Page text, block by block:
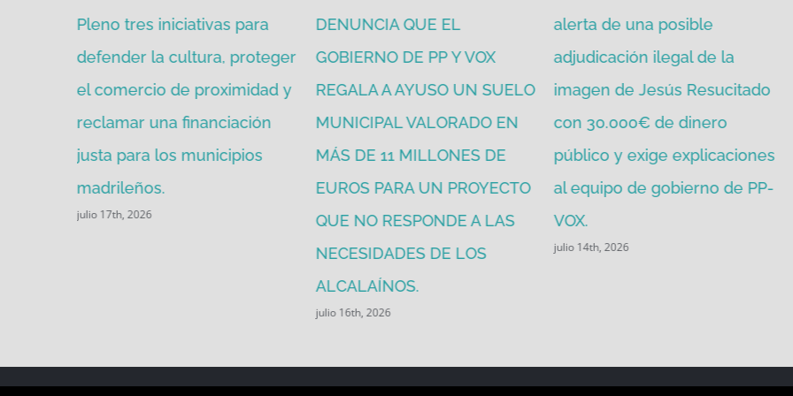
Pleno tres iniciativas para
defender la cultura, proteger
el comercio de proximidad y
reclamar una financiación
justa para los municipios
madrileños.
julio 17th, 2026
DENUNCIA QUE EL
GOBIERNO DE PP Y VOX
REGALA A AYUSO UN SUELO
MUNICIPAL VALORADO EN
MÁS DE 11 MILLONES DE
EUROS PARA UN PROYECTO
QUE NO RESPONDE A LAS
NECESIDADES DE LOS
ALCALAÍNOS.
julio 16th, 2026
alerta de una posible
adjudicación ilegal de la
imagen de Jesús Resucitado
con 30.000€ de dinero
público y exige explicaciones
al equipo de gobierno de PP-
VOX.
julio 14th, 2026